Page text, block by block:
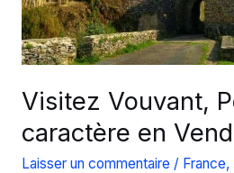
Visitez Vouvant,
caractère en
Laisser un commentaire / France,